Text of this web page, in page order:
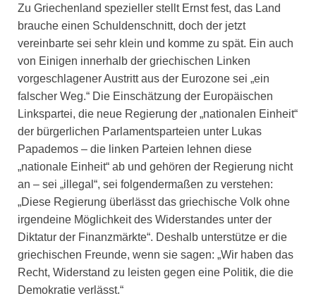
Zu Griechenland spezieller stellt Ernst fest, das Land
brauche einen Schuldenschnitt, doch der jetzt
vereinbarte sei sehr klein und komme zu spät. Ein auch
von Einigen innerhalb der griechischen Linken
vorgeschlagener Austritt aus der Eurozone sei „ein
falscher Weg.“ Die Einschätzung der Europäischen
Linkspartei, die neue Regierung der „nationalen Einheit“
der bürgerlichen Parlamentsparteien unter Lukas
Papademos – die linken Parteien lehnen diese
„nationale Einheit“ ab und gehören der Regierung nicht
an – sei „illegal“, sei folgendermaßen zu verstehen:
„Diese Regierung überlässt das griechische Volk ohne
irgendeine Möglichkeit des Widerstandes unter der
Diktatur der Finanzmärkte“. Deshalb unterstütze er die
griechischen Freunde, wenn sie sagen: „Wir haben das
Recht, Widerstand zu leisten gegen eine Politik, die die
Demokratie verlässt.“